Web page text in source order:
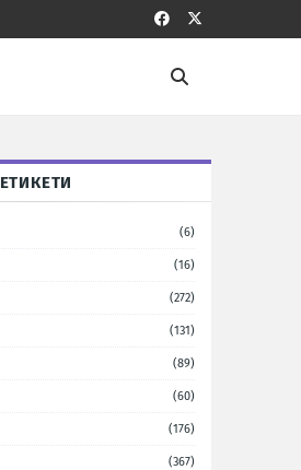
ЕТИКЕТИ
(6)
(16)
(272)
(131)
(89)
(60)
(176)
(367)